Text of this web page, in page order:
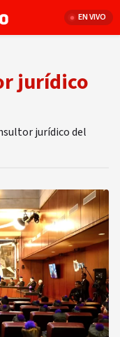
EN VIVO
jurídico
jurídico del